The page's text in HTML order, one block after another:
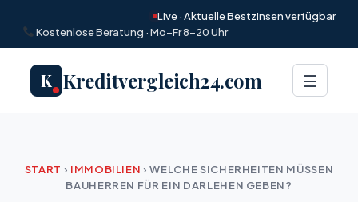
Live · Aktuelle Bestzinsen verfügbar
Kostenlose Beratung · Mo–Fr 8–20 Uhr
K Kreditvergleich24.com Menü
☰
START › IMMOBILIEN ›WELCHE SICHERHEITEN MÜSSEN
BAUHERREN FÜR EIN DARLEHEN GEBEN?